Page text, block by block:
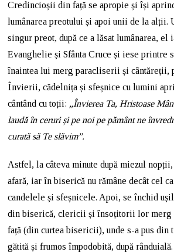
Credincioșii din față se apropie și își
lumânarea preotului și apoi unii de la alții.
singur preot, după ce a lăsat lumânarea, el
Evanghelie și Sfânta Cruce și iese printre
înaintea lui merg paracliserii și cântăreții,
Învierii, cădelnița și sfeșnice cu lumini
cântând cu toții: „Învierea Ta, Hristoase
laudă în ceruri și pe noi pe pământ ne
curată să Te slăvim”.
Astfel, la câteva minute după miezul
afară, iar în biserică nu rămâne decât cel
candelele și sfeșnicele. Apoi, se închid
din biserică, clericii și însoțitorii lor merg
față (din curtea bisericii), unde s-a pus din
gătită și frumos împodobită, după rânduială.